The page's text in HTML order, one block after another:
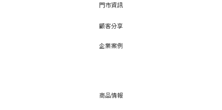
門市資訊
顧客分享
企業案例
商品情報